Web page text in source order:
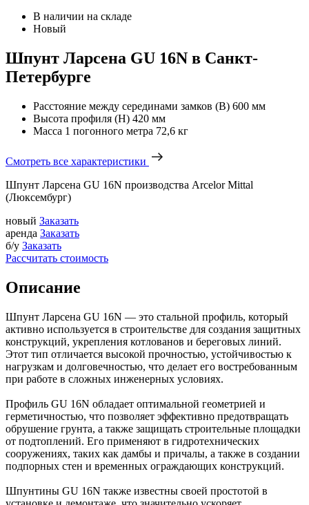
В наличии на складе
Новый
Шпунт Ларсена GU 16N в Санкт-
Петербурге
Расстояние между серединами замков (В) 600 мм
Высота профиля (Н) 420 мм
Масса 1 погонного метра 72,6 кг
Смотреть все характеристики
Шпунт Ларсена GU 16N производства Arcelor Mittal
(Люксембург)
новый Заказать
аренда Заказать
б/у Заказать
Рассчитать стоимость
Описание
Шпунт Ларсена GU 16N — это стальной профиль, который
активно используется в строительстве для создания защитных
конструкций, укрепления котлованов и береговых линий.
Этот тип отличается высокой прочностью, устойчивостью к
нагрузкам и долговечностью, что делает его востребованным
при работе в сложных инженерных условиях.
Профиль GU 16N обладает оптимальной геометрией и
герметичностью, что позволяет эффективно предотвращать
обрушение грунта, а также защищать строительные площадки
от подтоплений. Его применяют в гидротехнических
сооружениях, таких как дамбы и причалы, а также в создании
подпорных стен и временных ограждающих конструкций.
Шпунтины GU 16N также известны своей простотой в